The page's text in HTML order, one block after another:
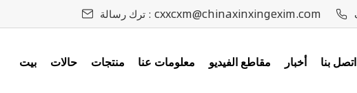
ترك رسالة : cxxcxm@chinaxinxingexim.com
بيت حالات منتجات معلومات عنا مقاطع الفيديو أخبار اتصل بنا